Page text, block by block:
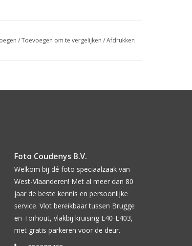
/Toevoegen om te vergelijken /Afdrukken
Foto Coudenys B.V.
Welkom bij dé foto speciaalzaak van
West-Vlaanderen! Met al meer dan 80
jaar de beste kennis en persoonlijke
service. Vlot bereikbaar tussen Brugge
en Torhout, vlakbij kruising E40-E403,
met gratis parkeren voor de deur.